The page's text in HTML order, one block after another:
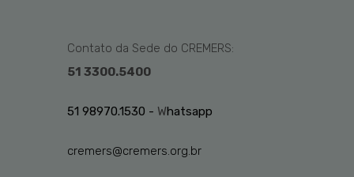
Contato da Sede do CREMERS:
51 3300.5400
51 98970.1530 - Whatsapp
cremers@cremers.org.br